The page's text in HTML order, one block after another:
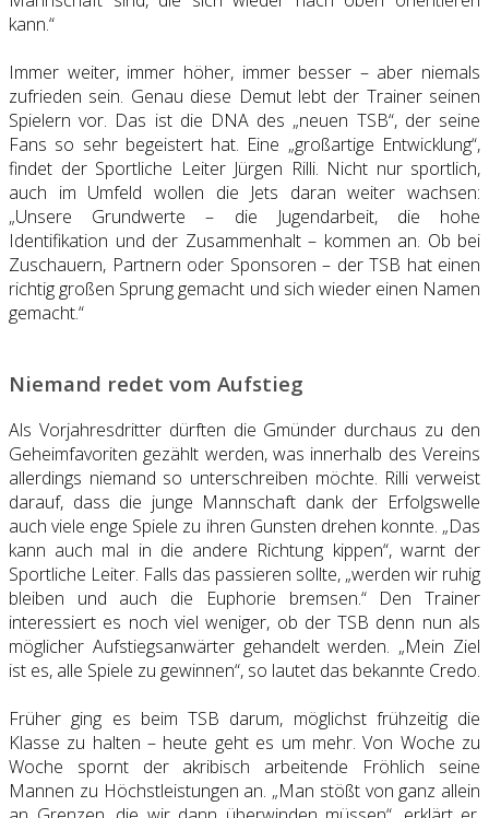
kann.“
Immer weiter, immer höher, immer besser – aber niemals
zufrieden sein. Genau diese Demut lebt der Trainer seinen
Spielern vor. Das ist die DNA des „neuen TSB“, der seine
Fans so sehr begeistert hat. Eine „großartige Entwicklung“,
findet der Sportliche Leiter Jürgen Rilli. Nicht nur sportlich,
auch im Umfeld wollen die Jets daran weiter wachsen:
„Unsere Grundwerte – die Jugendarbeit, die hohe
Identifikation und der Zusammenhalt – kommen an. Ob bei
Zuschauern, Partnern oder Sponsoren – der TSB hat einen
richtig großen Sprung gemacht und sich wieder einen Namen
gemacht.“
Niemand redet vom Aufstieg
Als Vorjahresdritter dürften die Gmünder durchaus zu den
Geheimfavoriten gezählt werden, was innerhalb des Vereins
allerdings niemand so unterschreiben möchte. Rilli verweist
darauf, dass die junge Mannschaft dank der Erfolgswelle
auch viele enge Spiele zu ihren Gunsten drehen konnte. „Das
kann auch mal in die andere Richtung kippen“, warnt der
Sportliche Leiter. Falls das passieren sollte, „werden wir ruhig
bleiben und auch die Euphorie bremsen.“ Den Trainer
interessiert es noch viel weniger, ob der TSB denn nun als
möglicher Aufstiegsanwärter gehandelt werden. „Mein Ziel
ist es, alle Spiele zu gewinnen“, so lautet das bekannte Credo.
Früher ging es beim TSB darum, möglichst frühzeitig die
Klasse zu halten – heute geht es um mehr. Von Woche zu
Woche spornt der akribisch arbeitende Fröhlich seine
Mannen zu Höchstleistungen an. „Man stößt von ganz allein